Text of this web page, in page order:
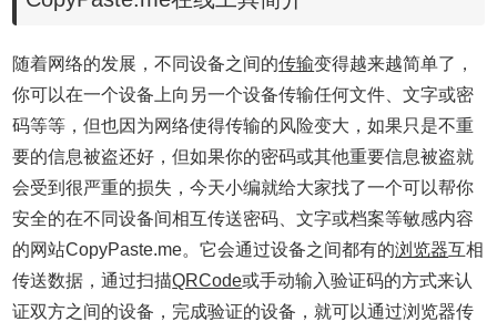
随着网络的发展，不同设备之间的传输变得越来越简单了，
你可以在一个设备上向另一个设备传输任何文件、文字或密
码等等，但也因为网络使得传输的风险变大，如果只是不重
要的信息被盗还好，但如果你的密码或其他重要信息被盗就
会受到很严重的损失，今天小编就给大家找了一个可以帮你
安全的在不同设备间相互传送密码、文字或档案等敏感内容
的网站CopyPaste.me。它会通过设备之间都有的浏览器互相
传送数据，通过扫描QRCode或手动输入验证码的方式来认
证双方之间的设备，完成验证的设备，就可以通过浏览器传